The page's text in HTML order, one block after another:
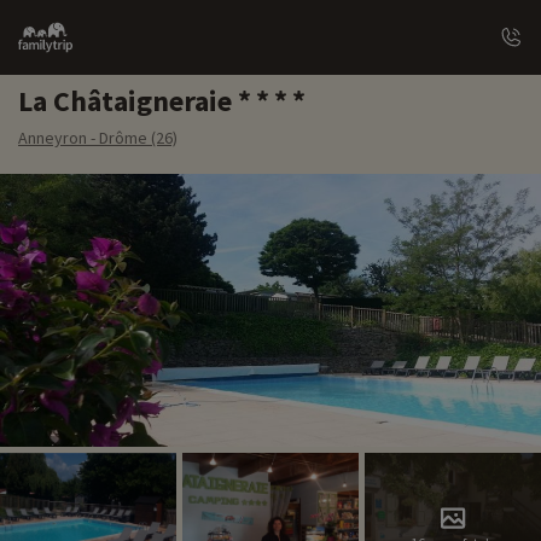
Family
trip
La Châtaigneraie
Anneyron - Drôme (26)